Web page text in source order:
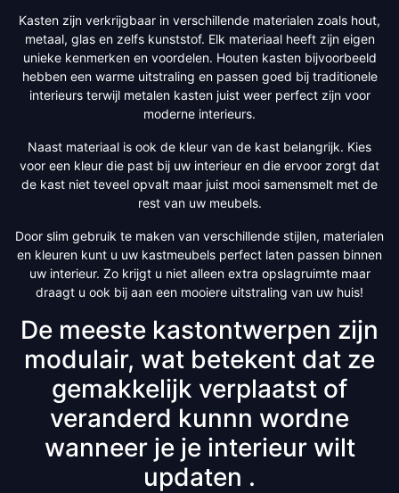
Kasten zijn verkrijgbaar in verschillende materialen zoals hout,
metaal, glas en zelfs kunststof. Elk materiaal heeft zijn eigen
unieke kenmerken en voordelen. Houten kasten bijvoorbeeld
hebben een warme uitstraling en passen goed bij traditionele
interieurs terwijl metalen kasten juist weer perfect zijn voor
moderne interieurs.
Naast materiaal is ook de kleur van de kast belangrijk. Kies
voor een kleur die past bij uw interieur en die ervoor zorgt dat
de kast niet teveel opvalt maar juist mooi samensmelt met de
rest van uw meubels.
Door slim gebruik te maken van verschillende stijlen, materialen
en kleuren kunt u uw kastmeubels perfect laten passen binnen
uw interieur. Zo krijgt u niet alleen extra opslagruimte maar
draagt u ook bij aan een mooiere uitstraling van uw huis!
De meeste kastontwerpen zijn
modulair, wat betekent dat ze
gemakkelijk verplaatst of
veranderd kunnn wordne
wanneer je je interieur wilt
updaten .